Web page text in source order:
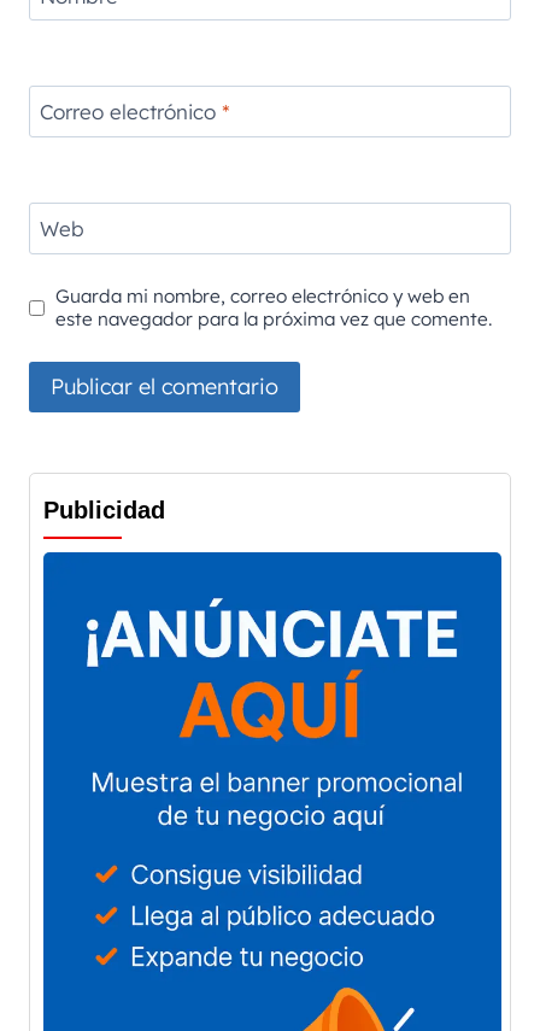
Correo electrónico *
Web
Guarda mi nombre, correo electrónico y web en
este navegador para la próxima vez que comente.
Publicidad